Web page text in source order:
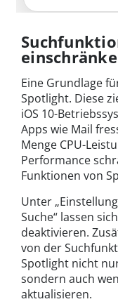
Eine Grundlage
Spotlight. Diese
iOS 10-
Apps wie Mail
Menge CPU-
Performance
Funktionen von
Unter
Suche“ lassen
deaktivieren.
von der
Spotlight nicht
sondern auch
aktualisieren.